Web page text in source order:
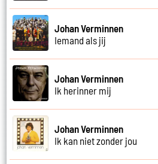
Johan Verminnen
Iemand als jij
Johan Verminnen
Ik herinner mij
Johan Verminnen
Ik kan niet zonder jou